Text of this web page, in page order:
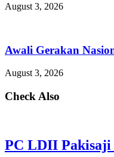
August 3, 2026
Awali Gerakan
August 3, 2026
Check Also
PC LDII Pakisaji